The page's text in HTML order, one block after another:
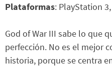
Plataformas: PlayStation
God of War III sabe lo que
perfección. No es el mejor
historia, porque se centra